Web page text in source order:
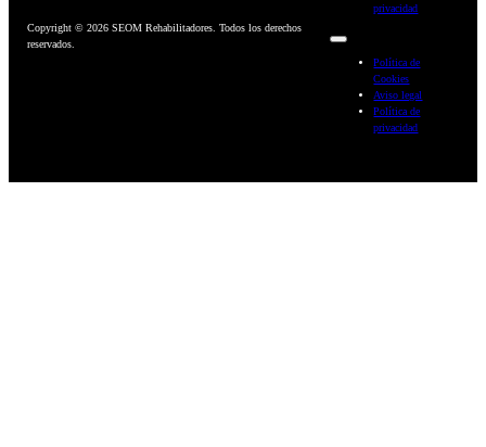
Copyright © 2026 SEOM Rehabilitadores. Todos los derechos
reservados.
privacidad
Política de
Cookies
Aviso legal
Política de
privacidad